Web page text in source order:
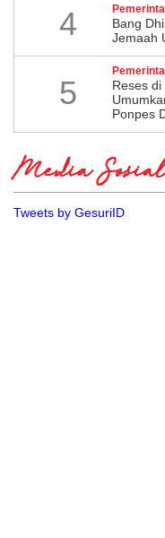
4
Bang
Jemaah
5
​Reses
Ponpes
Media Sosial
Tweets by GesuriID